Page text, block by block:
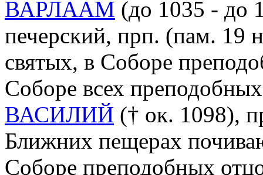
ВАРЛААМ (до 1035 - до
печерский, прп. (пам. 19
святых, в Соборе
Соборе всех
ВАСИЛИЙ († ок. 1098),
Ближних пещерах
Соборе преподобных